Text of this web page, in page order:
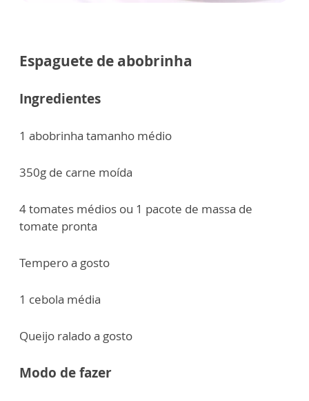
Espaguete de abobrinha
Ingredientes
1 abobrinha tamanho médio
350g de carne moída
4 tomates médios ou 1 pacote de massa de
tomate pronta
Tempero a gosto
1 cebola média
Queijo ralado a gosto
Modo de fazer